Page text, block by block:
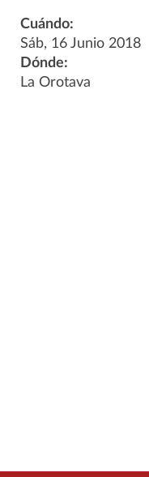
Cuándo:
Sáb, 16 Junio 2018
Dónde:
La Orotava